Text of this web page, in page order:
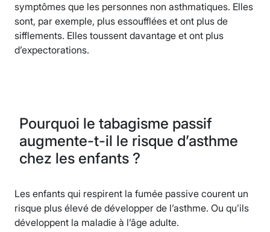
symptômes que les personnes non asthmatiques. Elles
sont, par exemple, plus essoufflées et ont plus de
sifflements. Elles toussent davantage et ont plus
d’expectorations.
Pourquoi le tabagisme passif
augmente-t-il le risque d’asthme
chez les enfants ?
Les enfants qui respirent la fumée passive courent un
risque plus élevé de développer de l’asthme. Ou qu’ils
développent la maladie à l’âge adulte.